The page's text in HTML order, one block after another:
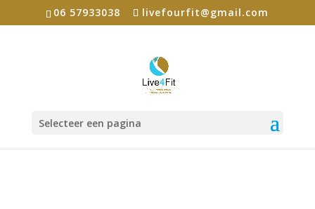
06 57933038 livefourfit@gmail.com
Selecteer een pagina
Familieopstellingen -> geen plaats meer